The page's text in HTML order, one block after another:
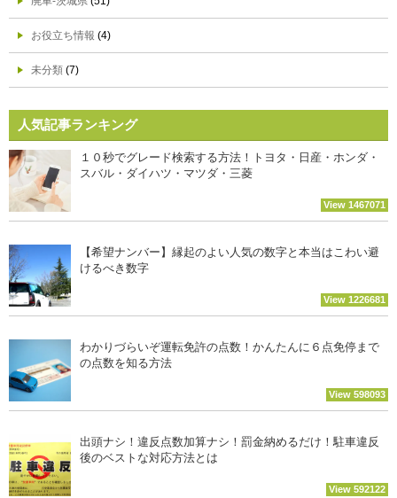
お役立ち情報 (4)
未分類 (7)
人気記事ランキング
１０秒でグレード検索する方法！トヨタ・日産・ホンダ・
スバル・ダイハツ・マツダ・三菱
View 1467071
【希望ナンバー】縁起のよい人気の数字と本当はこわい避
けるべき数字
View 1226681
わかりづらいぞ運転免許の点数！かんたんに６点免停まで
の点数を知る方法
View 598093
出頭ナシ！違反点数加算ナシ！罰金納めるだけ！駐車違反
後のベストな対応方法とは
View 592122